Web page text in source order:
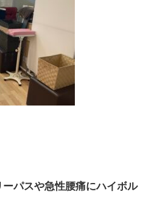
パスや急性腰痛にハイボル